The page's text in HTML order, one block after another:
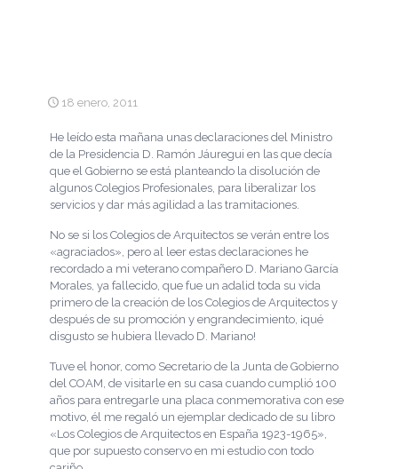
18 enero, 2011
He leído esta mañana unas declaraciones del Ministro
de la Presidencia D. Ramón Jáuregui en las que decía
que el Gobierno se está planteando la disolución de
algunos Colegios Profesionales, para liberalizar los
servicios y dar más agilidad a las tramitaciones.
No se si los Colegios de Arquitectos se verán entre los
«agraciados», pero al leer estas declaraciones he
recordado a mi veterano compañero D. Mariano García
Morales, ya fallecido, que fue un adalid toda su vida
primero de la creación de los Colegios de Arquitectos y
después de su promoción y engrandecimiento, ¡qué
disgusto se hubiera llevado D. Mariano!
Tuve el honor, como Secretario de la Junta de Gobierno
del COAM, de visitarle en su casa cuando cumplió 100
años para entregarle una placa conmemorativa con ese
motivo, él me regaló un ejemplar dedicado de su libro
«Los Colegios de Arquitectos en España 1923-1965»,
que por supuesto conservo en mi estudio con todo